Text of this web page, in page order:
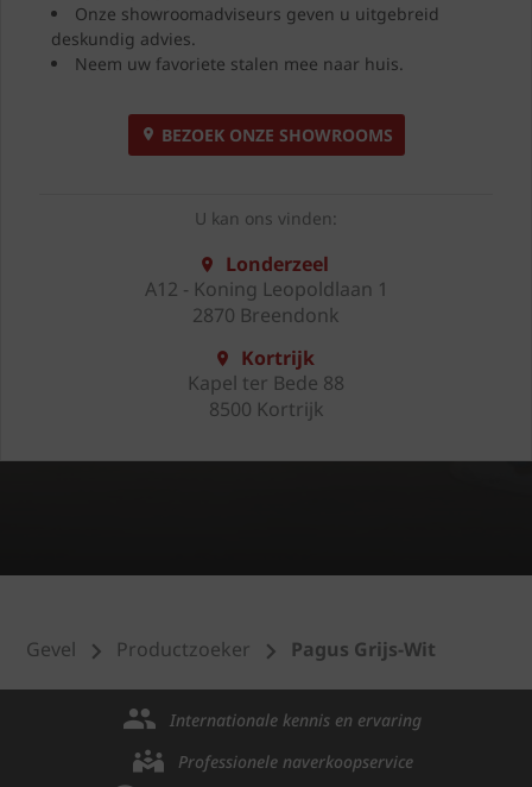
Onze showroomadviseurs geven u uitgebreid
deskundig advies.
Neem uw favoriete stalen mee naar huis.
BEZOEK ONZE SHOWROOMS
U kan ons vinden:
Londerzeel
A12 - Koning Leopoldlaan 1
2870 Breendonk
Kortrijk
Kapel ter Bede 88
8500 Kortrijk
Gevel Productzoeker Pagus Grijs-Wit
Internationale kennis en ervaring
Professionele naverkoopservice